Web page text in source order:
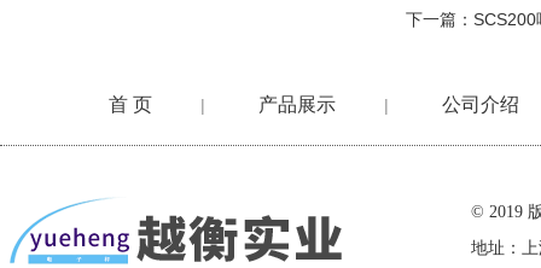
下一篇： SCS200
首 页 | 产品展示 | 公司介绍
© 2019
地址：